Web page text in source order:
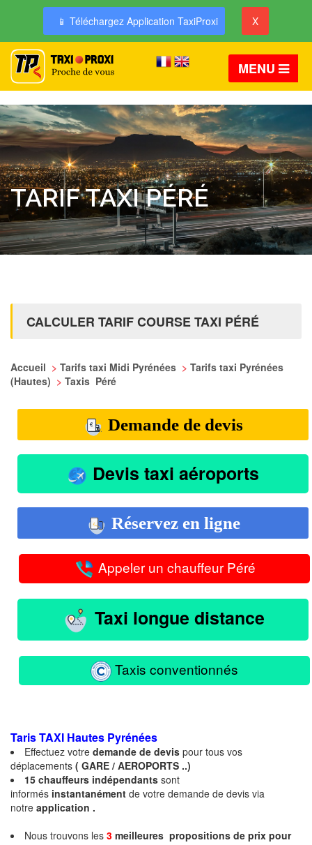
📱 Téléchargez Application TaxiProxi X
MENU
TARIF TAXI PÉRÉ
CALCULER TARIF COURSE TAXI PÉRÉ
Accueil > Tarifs taxi Midi Pyrénées > Tarifs taxi Pyrénées
(Hautes) > Taxis Péré
Demande de devis
Devis taxi aéroports
Réservez en ligne
Appeler un chauffeur Péré
Taxi longue distance
Taxis conventionnés
Taris TAXI Hautes Pyrénées
Effectuez votre demande de devis pour tous vos
déplacements ( GARE / AEROPORTS ..)
15 chauffeurs indépendants sont
informés instantanément de votre demande de devis via
notre application .
Nous trouvons les 3 meilleures propositions de prix pour